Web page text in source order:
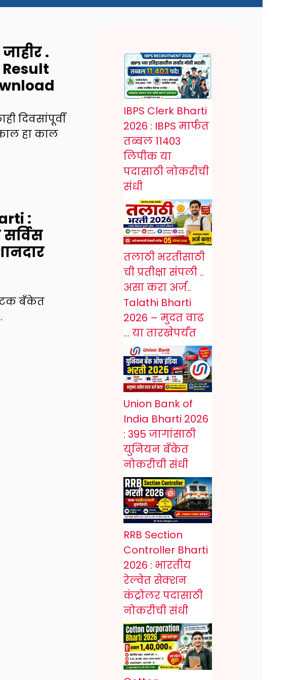
.
दिवसांपूर्वी
हा काल
:
बँकेत
IBPS Clerk Bharti
2026 : IBPS मार्फत
तब्बल 11403
लिपीक या
पदासाठी नोकरीची
संधी
तलाठी भरतीसाठी
ची प्रतीक्षा संपली ..
असा करा अर्ज..
Talathi Bharti
2026 – मुदत वाढ
… या तारखेपर्यंत
Union Bank of
India Bharti 2026
: 395 जागांसाठी
युनियन बँकेत
नोकरीची संधी
RRB Section
Controller Bharti
2026 : भारतीय
रेल्वेत सेक्शन
कंट्रोलर पदासाठी
नोकरीची संधी